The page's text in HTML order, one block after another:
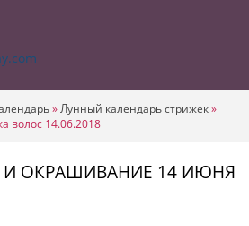
»Лунный календарь стрижек»
волос 14.06.2018
ОКРАШИВАНИЕ 14 ИЮНЯ